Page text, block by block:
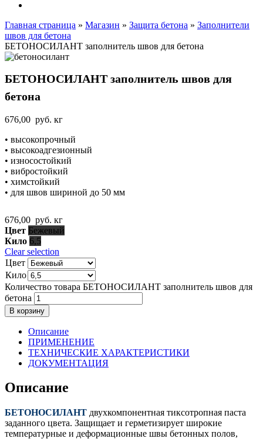
Главная страница » Магазин » Защита бетона » Заполнители
швов для бетона
БЕТОНОСИЛАНТ заполнитель швов для бетона
БЕТОНОСИЛАНТ заполнитель швов для
бетона
676,00 руб. кг
• высокопрочный
• высокоадгезионный
• износостойкий
• вибростойкий
• химстойкий
• для швов шириной до 50 мм
676,00 руб. кг
Цвет Бежевый
Кило 6,5
Clear selection
Цвет
Кило
Количество товара БЕТОНОСИЛАНТ заполнитель швов для
бетона
В корзину
Описание
ПРИМЕНЕНИЕ
ТЕХНИЧЕСКИЕ ХАРАКТЕРИСТИКИ
ДОКУМЕНТАЦИЯ
Описание
БЕТОНОСИЛАНТ двухкомпонентная тиксотропная паста
заданного цвета. Защищает и герметизирует широкие
температурные и деформационные швы бетонных полов,